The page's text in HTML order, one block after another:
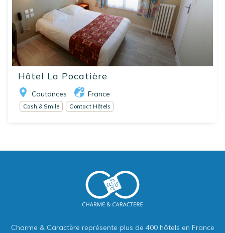
Hôtel La Pocatière
Coutances France
Cash & Smile Contact Hôtels
Charme & Caractère représente plus de 400 hôtels en France